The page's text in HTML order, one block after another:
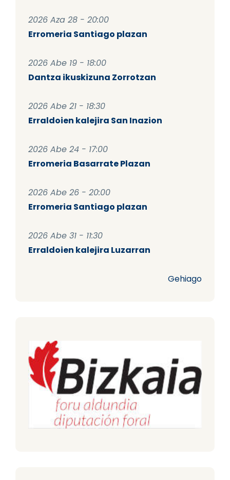
2026 Aza 28 - 20:00
Erromeria Santiago plazan
2026 Abe 19 - 18:00
Dantza ikuskizuna Zorrotzan
2026 Abe 21 - 18:30
Erraldoien kalejira San Inazion
2026 Abe 24 - 17:00
Erromeria Basarrate Plazan
2026 Abe 26 - 20:00
Erromeria Santiago plazan
2026 Abe 31 - 11:30
Erraldoien kalejira Luzarran
Gehiago